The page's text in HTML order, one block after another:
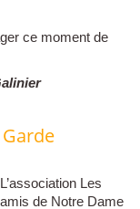
ce moment de
L’association Les
amis de Notre Dame